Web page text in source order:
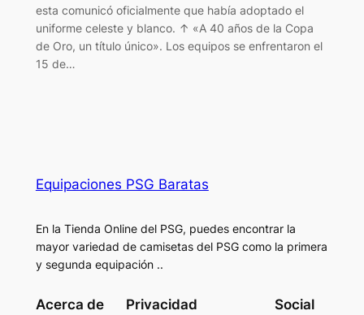
esta comunicó oficialmente que había adoptado el
uniforme celeste y blanco. ↑ «A 40 años de la Copa
de Oro, un título único». Los equipos se enfrentaron el
15 de…
Equipaciones PSG Baratas
En la Tienda Online del PSG, puedes encontrar la
mayor variedad de camisetas del PSG como la primera
y segunda equipación ..
Acerca de Privacidad Social